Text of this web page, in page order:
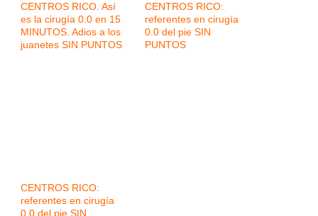
CENTROS RICO. Así
es la cirugía 0.0 en 15
MINUTOS. Adios a los
juanetes SIN PUNTOS
CENTROS RICO:
referentes en cirugía
0.0 del pie SIN
PUNTOS
CENTROS RICO:
referentes en cirugía
0.0 del pie SIN